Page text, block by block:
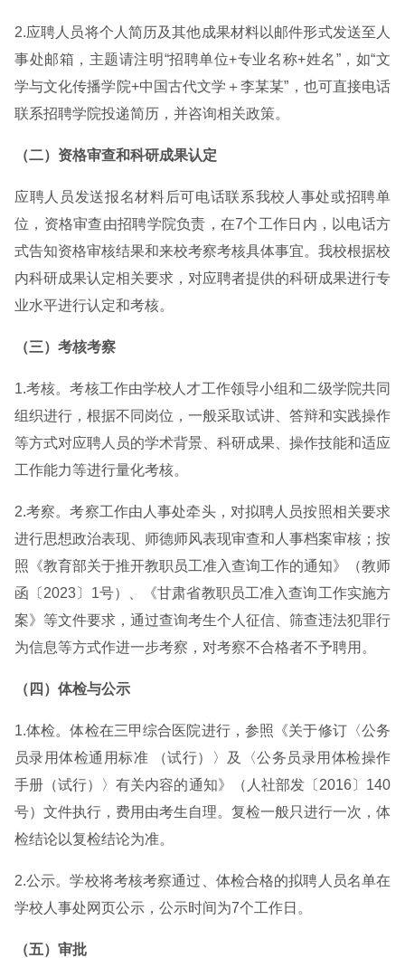
2.应聘人员将个人简历及其他成果材料以邮件形式发送至人
事处邮箱，主题请注明“招聘单位+专业名称+姓名”，如“文
学与文化传播学院+中国古代文学＋李某某”，也可直接电话
联系招聘学院投递简历，并咨询相关政策。
（二）资格审查和科研成果认定
应聘人员发送报名材料后可电话联系我校人事处或招聘单
位，资格审查由招聘学院负责，在7个工作日内，以电话方
式告知资格审核结果和来校考察考核具体事宜。我校根据校
内科研成果认定相关要求，对应聘者提供的科研成果进行专
业水平进行认定和考核。
（三）考核考察
1.考核。考核工作由学校人才工作领导小组和二级学院共同
组织进行，根据不同岗位，一般采取试讲、答辩和实践操作
等方式对应聘人员的学术背景、科研成果、操作技能和适应
工作能力等进行量化考核。
2.考察。考察工作由人事处牵头，对拟聘人员按照相关要求
进行思想政治表现、师德师风表现审查和人事档案审核；按
照《教育部关于推开教职员工准入查询工作的通知》（教师
函〔2023〕1号）、《甘肃省教职员工准入查询工作实施方
案》等文件要求，通过查询考生个人征信、筛查违法犯罪行
为信息等方式作进一步考察，对考察不合格者不予聘用。
（ 四 ）体检与公示
1.体检。体检在三甲综合医院进行，参照《关于修订〈公务
员录用体检通用标准 （试行）〉及〈公务员录用体检操作
手册（试行）〉有关内容的通知》（人社部发〔2016〕140
号）文件执行，费用由考生自理。复检一般只进行一次，体
检结论以复检结论为准。
2.公示。学校将考核考察通过、体检合格的拟聘人员名单在
学校人事处网页公示，公示时间为7个工作日。
（五）审批